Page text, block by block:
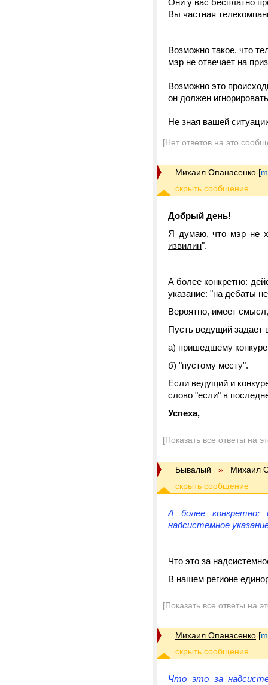
Они у вас бесплатно
Вы частная
Возможно такое, что
мэр не отвечает на
Возможно это
он должен
Не зная вашей
[Нет ответов на это
Михаил Опанасенко [
Добрый день!
Я думаю, что мэр не
извилин".
А более конкретно:
указание: "на дебаты
Вероятно, имеет
Пусть ведущий задает
а) пришедшему
б) "пустому месту".
Если ведущий и
слово "если" в
Успеха,
[Показать все ответы на
Бывалый » Михаил
А более
надсистемное
Что это за
В нашем регионе
[Показать все ответы на
Михаил Опанасенко [
Что это за